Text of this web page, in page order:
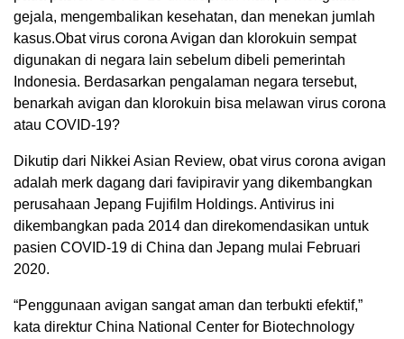
gejala, mengembalikan kesehatan, dan menekan jumlah
kasus.Obat virus corona Avigan dan klorokuin sempat
digunakan di negara lain sebelum dibeli pemerintah
Indonesia. Berdasarkan pengalaman negara tersebut,
benarkah avigan dan klorokuin bisa melawan virus corona
atau COVID-19?
Dikutip dari Nikkei Asian Review, obat virus corona avigan
adalah merk dagang dari favipiravir yang dikembangkan
perusahaan Jepang Fujifilm Holdings. Antivirus ini
dikembangkan pada 2014 dan direkomendasikan untuk
pasien COVID-19 di China dan Jepang mulai Februari
2020.
“Penggunaan avigan sangat aman dan terbukti efektif,”
kata direktur China National Center for Biotechnology